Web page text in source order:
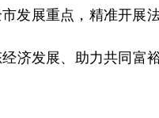
发展重点，精准开展
济发展、助力共同富